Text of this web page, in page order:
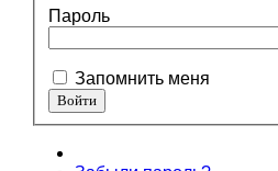
Пароль
Запомнить меня